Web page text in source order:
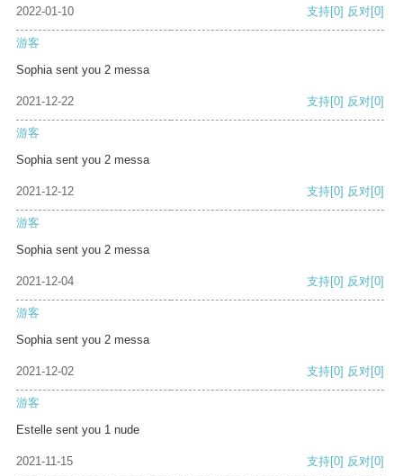
2022-01-10 支持[0] 反对[0]
游客
Sophia sent you 2 messa
2021-12-22 支持[0] 反对[0]
游客
Sophia sent you 2 messa
2021-12-12 支持[0] 反对[0]
游客
Sophia sent you 2 messa
2021-12-04 支持[0] 反对[0]
游客
Sophia sent you 2 messa
2021-12-02 支持[0] 反对[0]
游客
Estelle sent you 1 nude
2021-11-15 支持[0] 反对[0]